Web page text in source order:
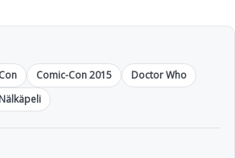
Comic-Con 2015
Doctor Who
Nälkäpeli